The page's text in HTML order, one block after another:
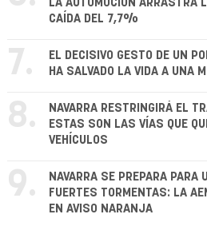
LA AUTOMOCIÓN ARRASTRA
CAÍDA DEL 7,7%
7.
EL DECISIVO GESTO DE UN
HA SALVADO LA VIDA A UNA
8.
NAVARRA RESTRINGIRÁ EL
ESTAS SON LAS VÍAS QUE
VEHÍCULOS
9.
NAVARRA SE PREPARA PARA
FUERTES TORMENTAS: LA
EN AVISO NARANJA